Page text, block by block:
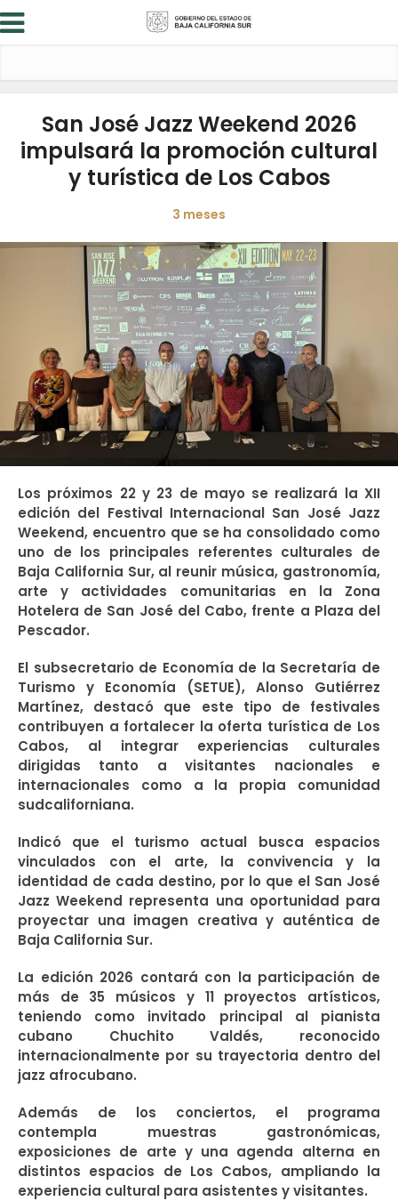
San José Jazz Weekend 2026
impulsará la promoción cultural
y turística de Los Cabos
3 meses
Los próximos 22 y 23 de mayo se realizará la XII
edición del Festival Internacional San José Jazz
Weekend, encuentro que se ha consolidado como
uno de los principales referentes culturales de
Baja California Sur, al reunir música, gastronomía,
arte y actividades comunitarias en la Zona
Hotelera de San José del Cabo, frente a Plaza del
Pescador.
El subsecretario de Economía de la Secretaría de
Turismo y Economía (SETUE), Alonso Gutiérrez
Martínez, destacó que este tipo de festivales
contribuyen a fortalecer la oferta turística de Los
Cabos, al integrar experiencias culturales
dirigidas tanto a visitantes nacionales e
internacionales como a la propia comunidad
sudcaliforniana.
Indicó que el turismo actual busca espacios
vinculados con el arte, la convivencia y la
identidad de cada destino, por lo que el San José
Jazz Weekend representa una oportunidad para
proyectar una imagen creativa y auténtica de
Baja California Sur.
La edición 2026 contará con la participación de
más de 35 músicos y 11 proyectos artísticos,
teniendo como invitado principal al pianista
cubano Chuchito Valdés, reconocido
internacionalmente por su trayectoria dentro del
jazz afrocubano.
Además de los conciertos, el programa
contempla muestras gastronómicas,
exposiciones de arte y una agenda alterna en
distintos espacios de Los Cabos, ampliando la
experiencia cultural para asistentes y visitantes.